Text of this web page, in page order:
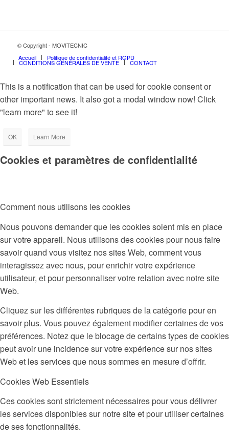
© Copyright - MOVITECNIC
Accueil
Politique de confidentialité et RGPD
CONDITIONS GÉNÉRALES DE VENTE CONTACT
This is a notification that can be used for cookie consent or
other important news. It also got a modal window now! Click
"learn more" to see it!
OK Learn More
Cookies et paramètres de confidentialité
Comment nous utilisons les cookies
Nous pouvons demander que les cookies soient mis en place
sur votre appareil. Nous utilisons des cookies pour nous faire
savoir quand vous visitez nos sites Web, comment vous
interagissez avec nous, pour enrichir votre expérience
utilisateur, et pour personnaliser votre relation avec notre site
Web.
Cliquez sur les différentes rubriques de la catégorie pour en
savoir plus. Vous pouvez également modifier certaines de vos
préférences. Notez que le blocage de certains types de cookies
peut avoir une incidence sur votre expérience sur nos sites
Web et les services que nous sommes en mesure d’offrir.
Cookies Web Essentiels
Ces cookies sont strictement nécessaires pour vous délivrer
les services disponibles sur notre site et pour utiliser certaines
de ses fonctionnalités.